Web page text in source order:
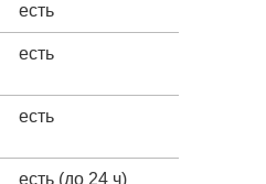
есть
есть
есть
есть (до 24 ч)